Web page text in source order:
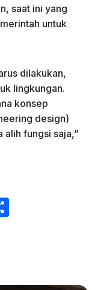
saat ini yang
untuk
dilakukan,
lingkungan.
konsep
design)
alih fungsi saja,”